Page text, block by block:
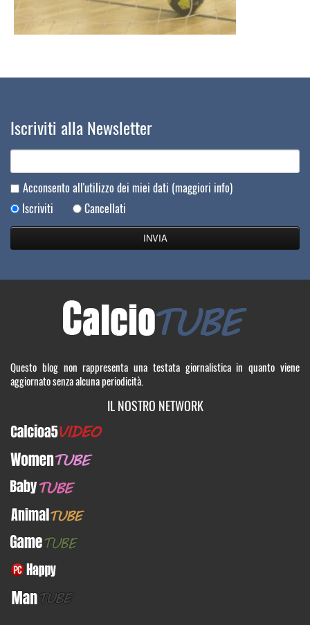
Iscriviti alla Newsletter
Acconsento all'utilizzo dei miei dati (maggiori info)
Iscriviti
Cancellati
Questo blog non rappresenta una testata giornalistica in quanto viene
aggiornato senza alcuna periodicità.
IL NOSTRO NETWORK